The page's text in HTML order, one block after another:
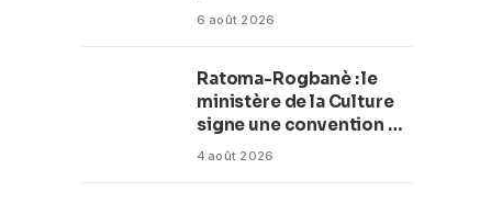
rassurent les Guinéens
6 août 2026
Ratoma-Rogbanè : le
ministère de la Culture
signe une convention de
42 millions de dollars
4 août 2026